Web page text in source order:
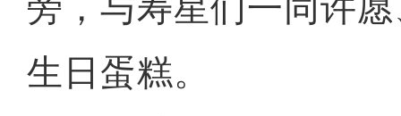
旁，与寿星们一同许
生日蛋糕。